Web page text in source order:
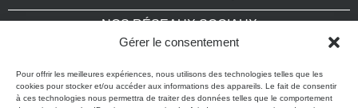
Gérer le consentement
Pour offrir les meilleures expériences, nous utilisons des technologies telles que les
cookies pour stocker et/ou accéder aux informations des appareils. Le fait de consentir
à ces technologies nous permettra de traiter des données telles que le comportement
NOS RÉSEAUX SOCIAUX
MAISONHENRYsur les réseaux sociaux.